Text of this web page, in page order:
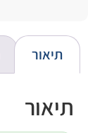
תיאור
תיאור